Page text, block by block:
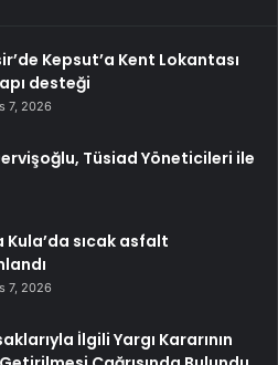
Kepsut’a Kent Lokantası
desteği
7, 2026
Tüsiad Yöneticileri ile
Kula’da sıcak asfalt
7, 2026
İlgili Yargı Kararının